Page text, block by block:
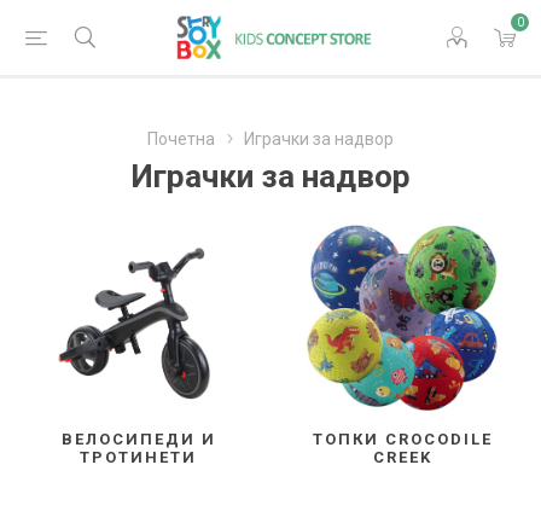
0
Почетна Играчки за надвор
Играчки за надвор
ВЕЛОСИПЕДИ И
ТРОТИНЕТИ
ТОПКИ CROCODILE
CREEK